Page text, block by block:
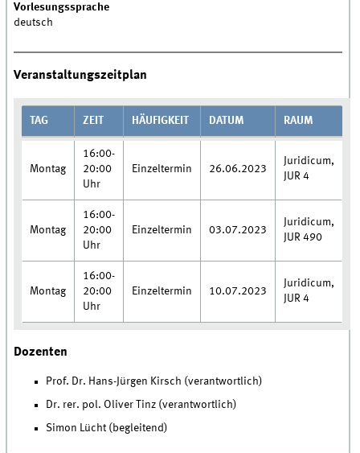
Vorlesungssprache
deutsch
Veranstaltungszeitplan
TAG ZEIT HÄUFIGKEIT DATUM RAUM
Montag
16:00-
20:00
Uhr
Einzeltermin 26.06.2023
Juridicum,
JUR 4
Montag
16:00-
20:00
Uhr
Einzeltermin 03.07.2023
Juridicum,
JUR 490
Montag
16:00-
20:00
Uhr
Einzeltermin 10.07.2023
Juridicum,
JUR 4
Dozenten
Prof. Dr. Hans-Jürgen Kirsch (verantwortlich)
Dr. rer. pol. Oliver Tinz (verantwortlich)
Simon Lücht (begleitend)